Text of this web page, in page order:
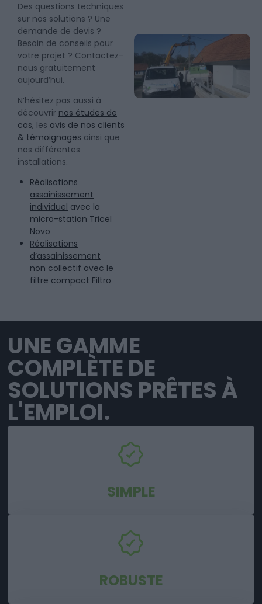
Des questions techniques
sur nos solutions ? Une
demande de devis ?
Besoin de conseils pour
votre projet ? Contactez-
nous gratuitement
aujourd’hui.
N’hésitez pas aussi à
découvrir nos études de
cas, les avis de nos clients
& témoignages ainsi que
nos différentes
installations.
Réalisations
assainissement
individuel avec la
micro-station Tricel
Novo
Réalisations
d’assainissement
non collectif avec le
filtre compact Filtro
UNE GAMME
COMPLÈTE DE
SOLUTIONS PRÊTES À
L'EMPLOI.
SIMPLE
ROBUSTE